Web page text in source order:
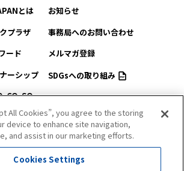
とは
プラザ
ード
ーシップ
CO-SO
FOOMA
お知らせ
事務局へのお問い合わせ
メルマガ登録
SDGsへの取り組み
プライバシーポリシー
サイトマップ
All Cookies”, you agree to the storing
device to enhance site navigation,
and assist in our marketing efforts.
Cookies Settings